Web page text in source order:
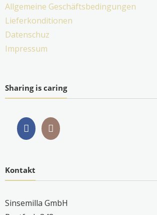
Allgemeine Geschäftsbedingungen
Lieferkonditionen
Datenschuz
Impressum
Sharing is caring
Kontakt
Sinsemilla GmbH